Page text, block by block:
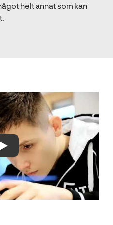
helt annat som kan
Play Video